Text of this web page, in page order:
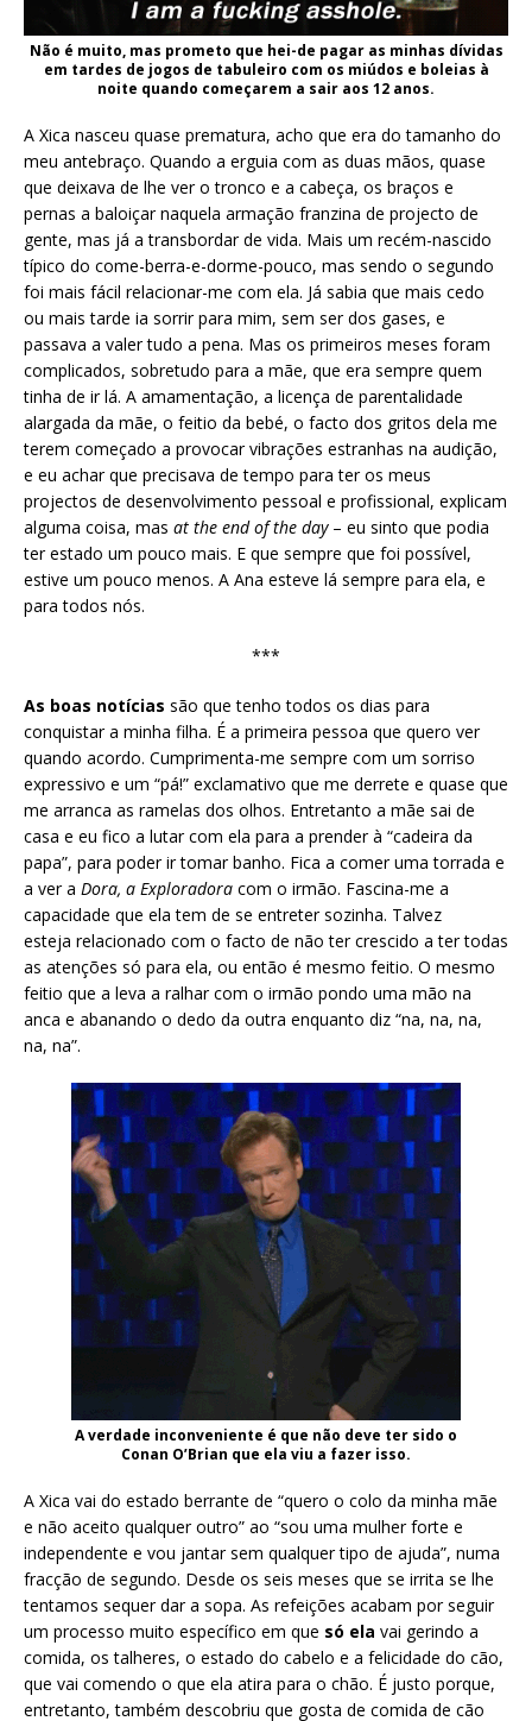
Não é muito, mas prometo que hei-de pagar as minhas dívidas
em tardes de jogos de tabuleiro com os miúdos e boleias à
noite quando começarem a sair aos 12 anos.
A Xica nasceu quase prematura, acho que era do tamanho do
meu antebraço. Quando a erguia com as duas mãos, quase
que deixava de lhe ver o tronco e a cabeça, os braços e
pernas a baloiçar naquela armação franzina de projecto de
gente, mas já a transbordar de vida. Mais um recém-nascido
típico do come-berra-e-dorme-pouco, mas sendo o segundo
foi mais fácil relacionar-me com ela. Já sabia que mais cedo
ou mais tarde ia sorrir para mim, sem ser dos gases, e
passava a valer tudo a pena. Mas os primeiros meses foram
complicados, sobretudo para a mãe, que era sempre quem
tinha de ir lá. A amamentação, a licença de parentalidade
alargada da mãe, o feitio da bebé, o facto dos gritos dela me
terem começado a provocar vibrações estranhas na audição,
e eu achar que precisava de tempo para ter os meus
projectos de desenvolvimento pessoal e profissional, explicam
alguma coisa, mas at the end of the day– eu sinto que podia
ter estado um pouco mais. E que sempre que foi possível,
estive um pouco menos. A Ana esteve lá sempre para ela, e
para todos nós.
***
As boas notícias são que tenho todos os dias para
conquistar a minha filha. É a primeira pessoa que quero ver
quando acordo. Cumprimenta-me sempre com um sorriso
expressivo e um “pá!” exclamativo que me derrete e quase que
me arranca as ramelas dos olhos. Entretanto a mãe sai de
casa e eu fico a lutar com ela para a prender à “cadeira da
papa”, para poder ir tomar banho. Fica a comer uma torrada e
a ver a Dora, a Exploradora com o irmão. Fascina-me a
capacidade que ela tem de se entreter sozinha. Talvez
esteja relacionado com o facto de não ter crescido a ter todas
as atenções só para ela, ou então é mesmo feitio. O mesmo
feitio que a leva a ralhar com o irmão pondo uma mão na
anca e abanando o dedo da outra enquanto diz “na, na, na,
na, na”.
A verdade inconveniente é que não deve ter sido o
Conan O’Brian que ela viu a fazer isso.
A Xica vai do estado berrante de “quero o colo da minha mãe
e não aceito qualquer outro” ao “sou uma mulher forte e
independente e vou jantar sem qualquer tipo de ajuda”, numa
fracção de segundo. Desde os seis meses que se irrita se lhe
tentamos sequer dar a sopa. As refeições acabam por seguir
um processo muito específico em que só ela vai gerindo a
comida, os talheres, o estado do cabelo e a felicidade do cão,
que vai comendo o que ela atira para o chão. É justo porque,
entretanto, também descobriu que gosta de comida de cão